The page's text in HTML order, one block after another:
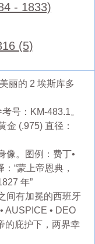
- 1833)
(5)
丽的 2 埃斯库多
号：KM-483.1。
金 (.975) 直径：
像。图例：费丁•
：“蒙上帝恩典，
年”
间有加冕的西班牙
AUSPICE • DEO
的庇护下，两界幸